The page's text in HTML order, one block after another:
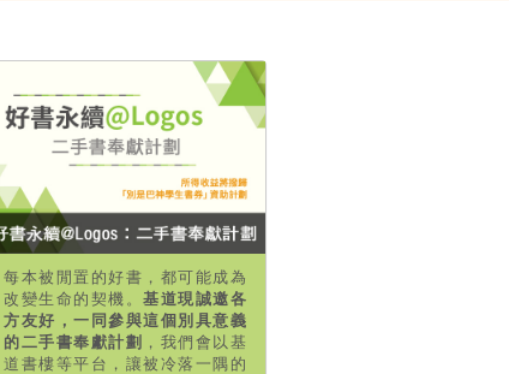
每本被閒置的好書，都可能成為
改變生命的契機。基道現誠邀各
方友好，一同參與這個別具意義
的二手書奉獻計劃 ，我們會以基
道書樓等平台，讓被冷落一隅的